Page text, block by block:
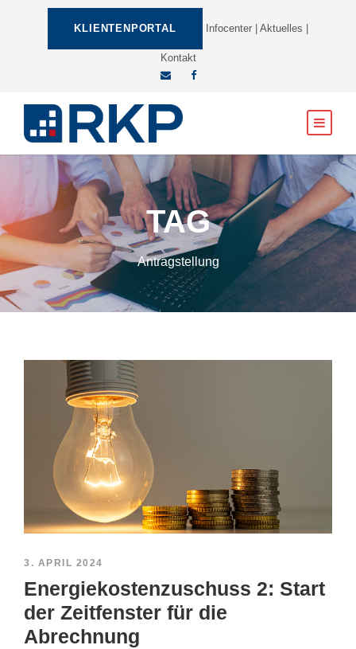
KLIENTENPORTAL Infocenter| Aktuelles
Kontakt
TAG
Antragstellung
3. APRIL 2024
Energiekostenzuschuss 2: Start
der Zeitfenster für die
Abrechnung